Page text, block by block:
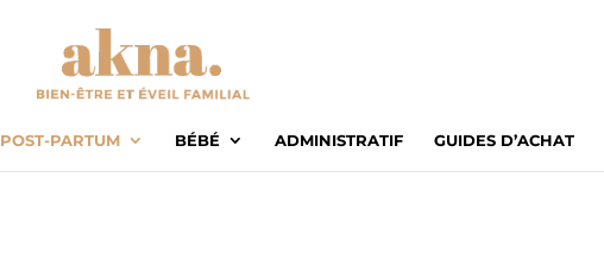
POST-PARTUM BÉBÉ ADMINISTRATIF GUIDES D’ACHAT